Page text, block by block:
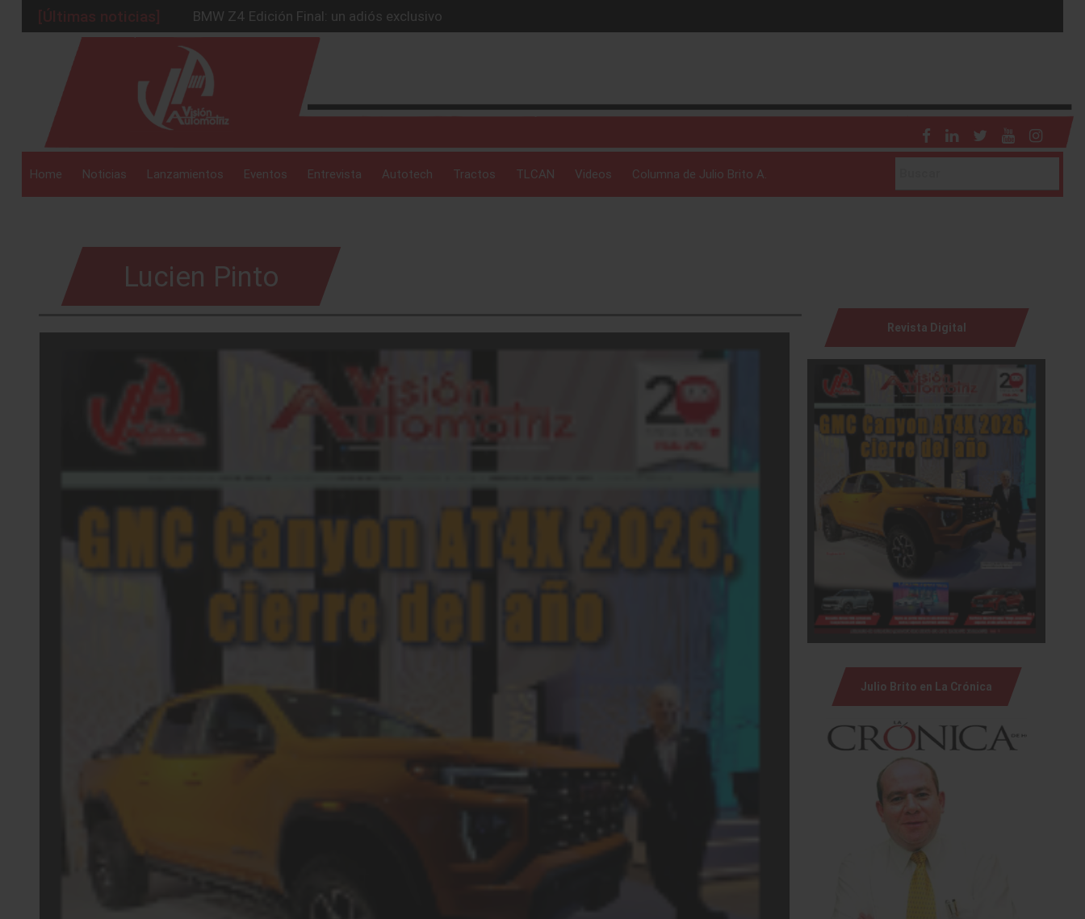
[Últimas noticias]
BMW Z4 Edición Final: un adiós exclusivo
Ford Edge Híbrida: la SUV que evoluciona
Ventas se estabilizan: INEGI
Será 2026, año de evolución profunda: Peñafiel
Chirey lanzará su primera pick-up en 2026
Home Noticias Lanzamientos Eventos Entrevista Autotech Tractos TLCAN Videos Columna de Julio Brito A.
Lucien Pinto
Revista Digital
Julio Brito en La Crónica